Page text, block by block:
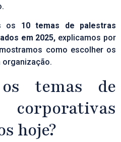
os 10 temas de palestras
em 2025, explicamos por
como escolher os
organização.
temas de
hoje?